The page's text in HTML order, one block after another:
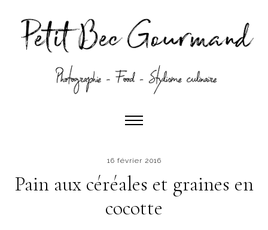
16 février 2016
Pain aux céréales et graines en
cocotte